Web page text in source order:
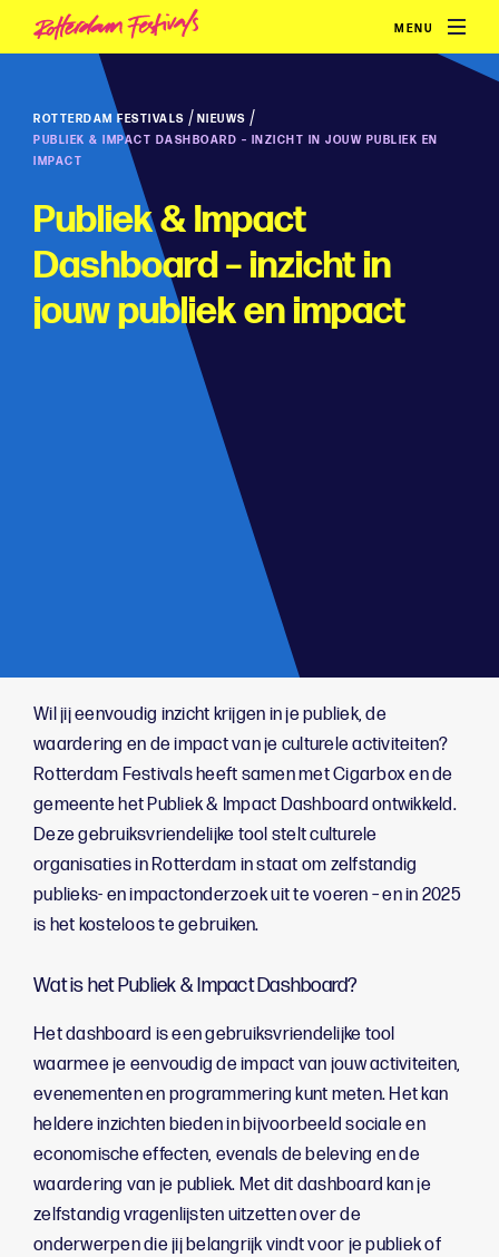
MENU
ROTTERDAM FESTIVALS / NIEUWS /
PUBLIEK & IMPACT DASHBOARD – INZICHT IN JOUW PUBLIEK EN
IMPACT
Publiek & Impact
Dashboard – inzicht in
jouw publiek en impact
Wil jij eenvoudig inzicht krijgen in je publiek, de
waardering en de impact van je culturele activiteiten?
Rotterdam Festivals heeft samen met Cigarbox en de
gemeente het Publiek & Impact Dashboard ontwikkeld.
Deze gebruiksvriendelijke tool stelt culturele
organisaties in Rotterdam in staat om zelfstandig
publieks- en impactonderzoek uit te voeren – en in 2025
is het kosteloos te gebruiken.
Wat is het Publiek & Impact Dashboard?
Het dashboard is een gebruiksvriendelijke tool
waarmee je eenvoudig de impact van jouw activiteiten,
evenementen en programmering kunt meten. Het kan
heldere inzichten bieden in bijvoorbeeld sociale en
economische effecten, evenals de beleving en de
waardering van je publiek. Met dit dashboard kan je
zelfstandig vragenlijsten uitzetten over de
onderwerpen die jij belangrijk vindt voor je publiek of